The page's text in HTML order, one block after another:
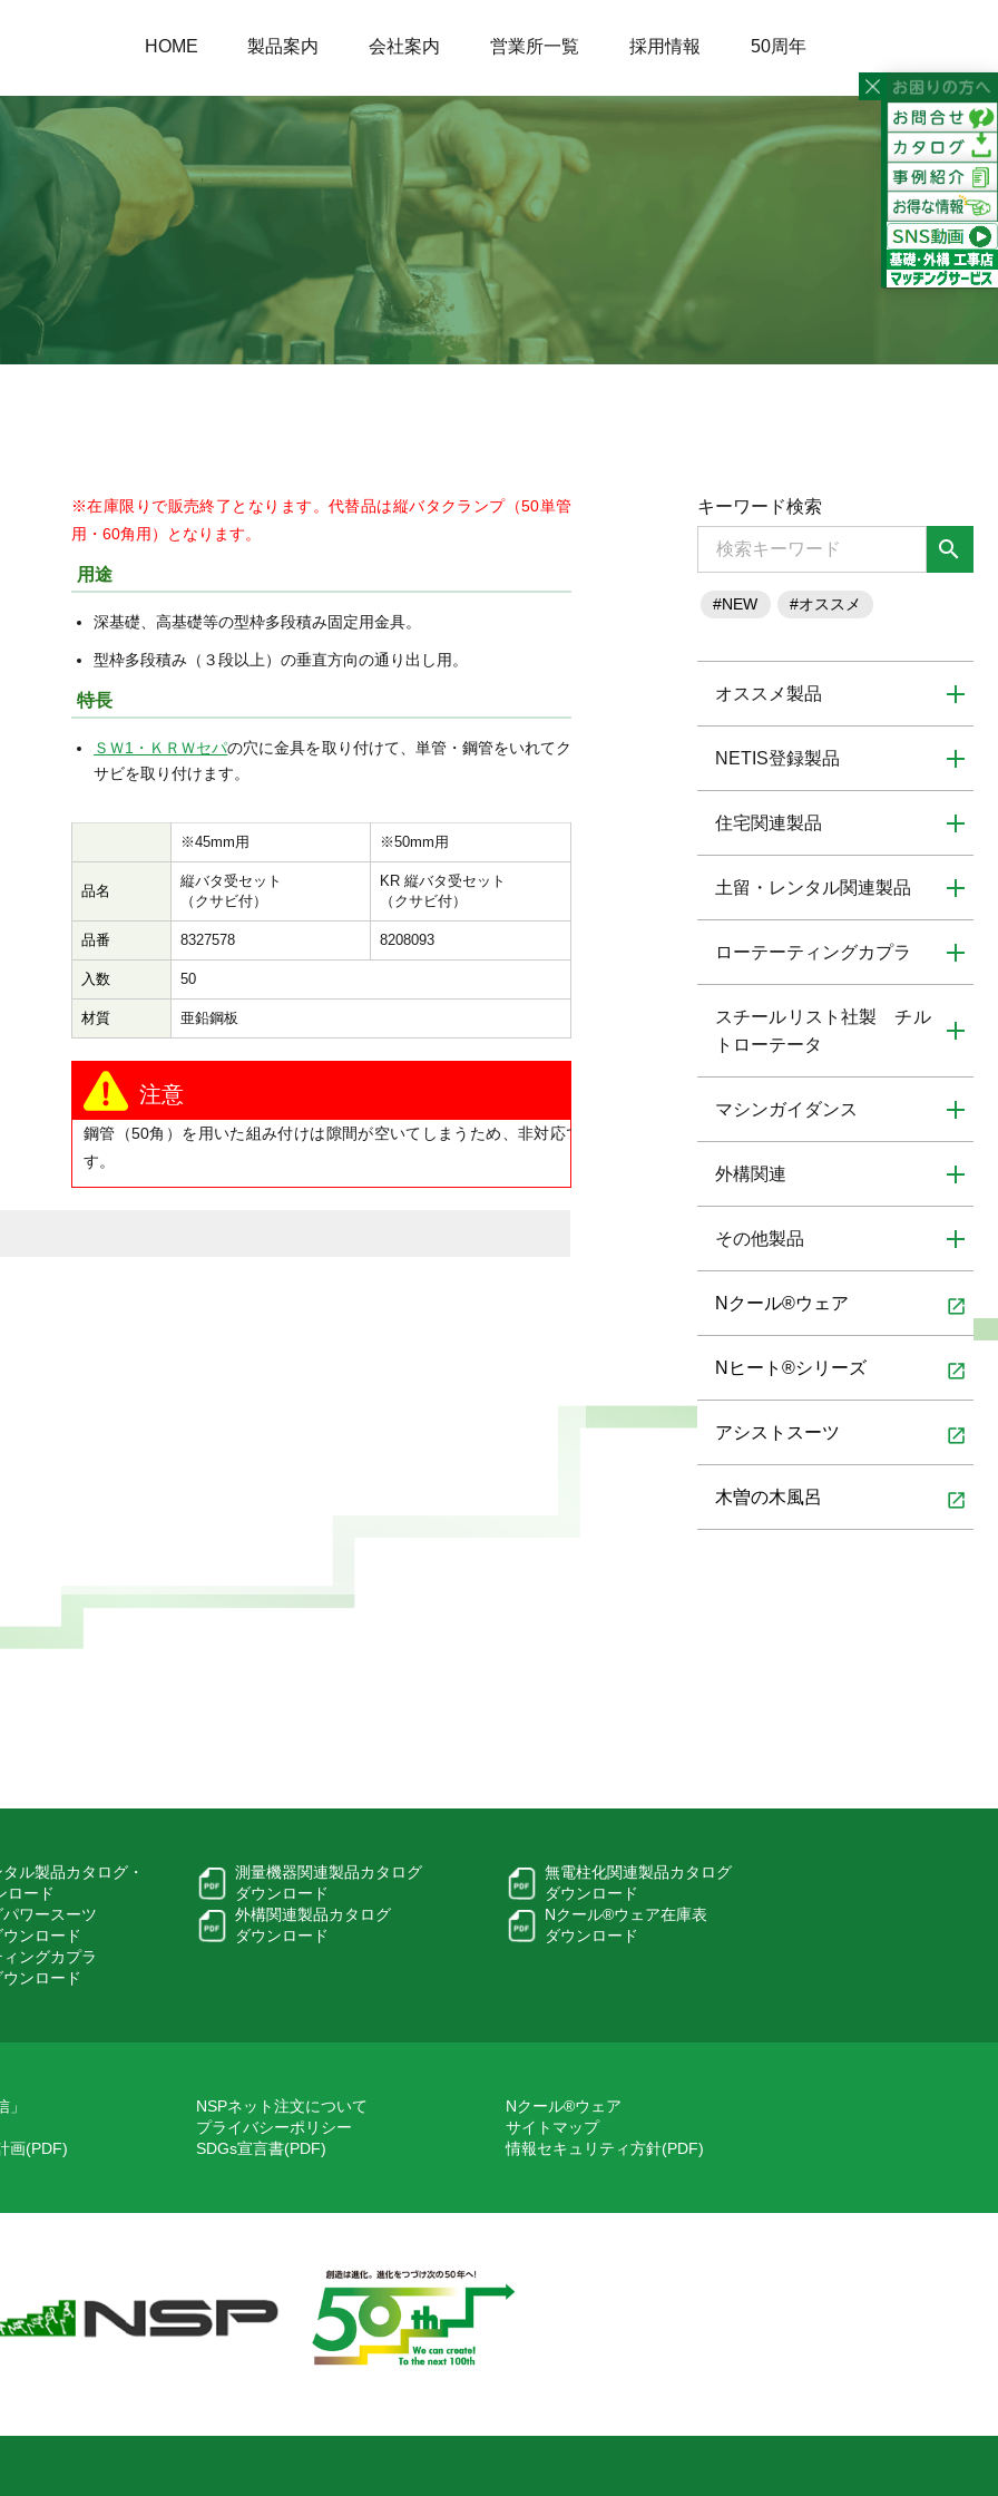
HOME 製品案内 会社案内 営業所一覧 採用情報 50周年
※在庫限りで販売終了となります。代替品は縦バタクランプ（50単管
用・60角用）となります。
用途
深基礎、高基礎等の型枠多段積み固定用金具。
型枠多段積み（３段以上）の垂直方向の通り出し用。
特長
ＳＷ1・ＫＲＷセパの穴に金具を取り付けて、単管・鋼管をいれてク
サビを取り付けます。
※45mm用 ※50mm用
品名
縦バタ受セット
（クサビ付）
KR 縦バタ受セット
（クサビ付）
品番 8327578 8208093
入数 50
材質 亜鉛鋼板
注意
鋼管（50角）を用いた組み付けは隙間が空いてしまうため、非対応で
す。
キーワード検索
search
#NEW #オススメ
オススメ製品
NETIS登録製品
住宅関連製品
土留・レンタル関連製品
ローテーティングカプラ
スチールリスト社製 チル
トローテータ
マシンガイダンス
外構関連
その他製品
Nクール®ウェア open_in_new
Nヒート®シリーズ open_in_new
アシストスーツ open_in_new
木曽の木風呂 open_in_new
ル製品カタログ・
ロード
測量機器関連製品カタログ
ダウンロード
無電柱化関連製品カタログ
ダウンロード
ワースーツ
ンロード
外構関連製品カタログ
ダウンロード
Nクール®ウェア在庫表
ダウンロード
ングカプラ
ンロード
NSPネット注文について
Nクール®ウェア
プライバシーポリシー
サイトマップ
画(PDF)
SDGs宣言書(PDF) 情報セキュリティ方針(PDF)